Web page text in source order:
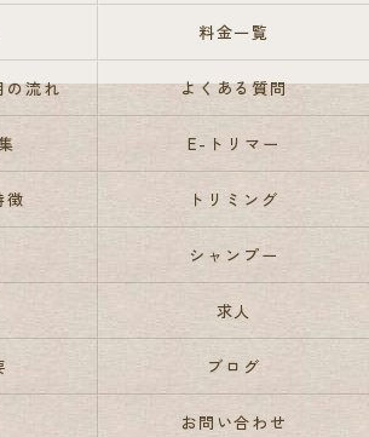
料金一覧
の流れ よくある質問
E-トリマー
徴 トリミング
シャンプー
求人
ブログ
お問い合わせ